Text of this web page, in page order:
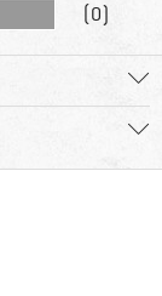
(0)